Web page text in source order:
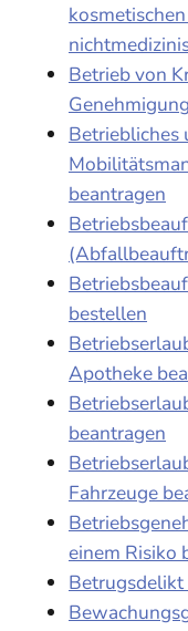
Betrieb von
Betriebliches
beantragen
bestellen
Apotheke
beantragen
Fahrzeuge
einem Risiko
Betrugsdelikt